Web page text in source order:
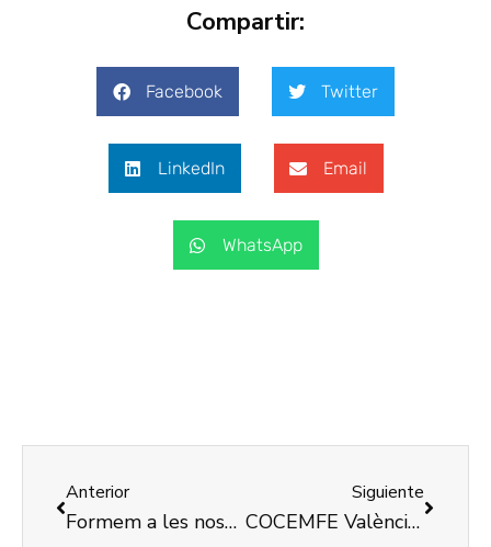
Compartir:
Facebook Twitter
LinkedIn Email
WhatsApp
Anterior
Formem a les nostres usuàries d’itineraris individualitzats en Competències 2.0
Siguiente
COCEMFE València continua amb el seu programa de Transport Adaptat, Independència Assistida i Autonomia Personal